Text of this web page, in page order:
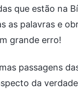
que estão na
as palavras e
grande erro!
passagens
da